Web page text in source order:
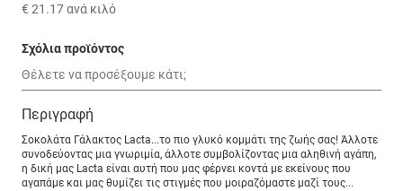
€ 21.17ανά κιλό
Σχόλια προϊόντος
Περιγραφή
Σοκολάτα Γάλακτος Lacta...το πιο γλυκό κομμάτι της ζωής σας! Άλλοτε
συνοδεύοντας μια γνωριμία, άλλοτε συμβολίζοντας μια αληθινή αγάπη,
η δική μας Lacta είναι αυτή που μας φέρνει κοντά με εκείνους που
αγαπάμε και μας θυμίζει τις στιγμές που μοιραζόμαστε μαζί τους...